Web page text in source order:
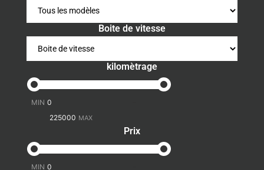
Boite de vitesse
kilomètrage
Prix